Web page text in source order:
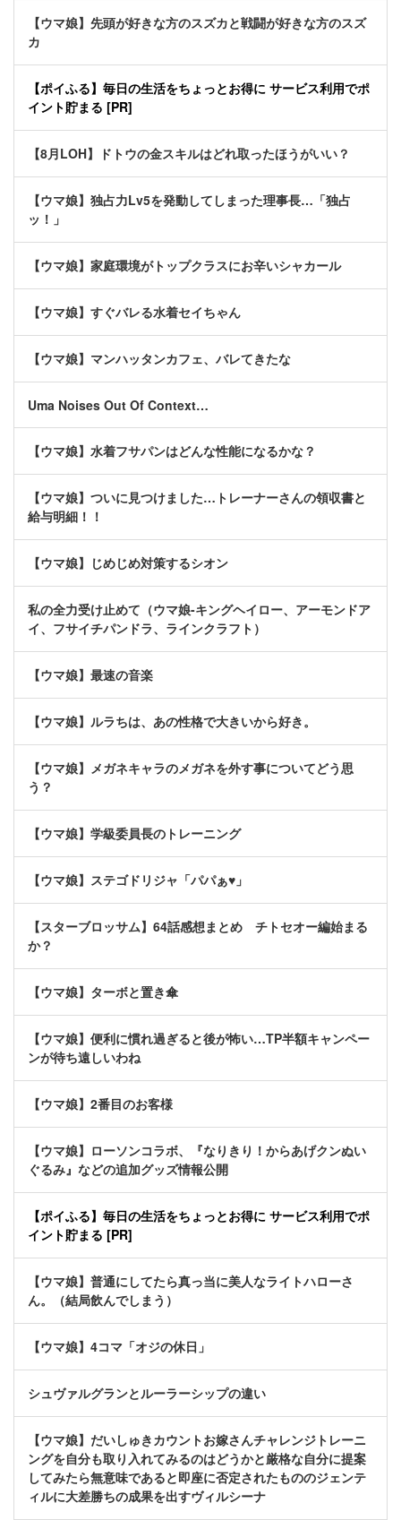
【ウマ娘】先頭が好きな方のスズカと戦闘が好きな方のスズ
カ
【ポイふる】毎日の生活をちょっとお得に サービス利用でポ
イント貯まる [PR]
【8月LOH】ドトウの金スキルはどれ取ったほうがいい？
【ウマ娘】独占力Lv5を発動してしまった理事長…「独占
ッ！」
【ウマ娘】家庭環境がトップクラスにお辛いシャカール
【ウマ娘】すぐバレる水着セイちゃん
【ウマ娘】マンハッタンカフェ、バレてきたな
Uma Noises Out Of Context…
【ウマ娘】水着フサパンはどんな性能になるかな？
【ウマ娘】ついに見つけました…トレーナーさんの領収書と
給与明細！！
【ウマ娘】じめじめ対策するシオン
私の全力受け止めて（ウマ娘-キングヘイロー、アーモンドア
イ、フサイチパンドラ、ラインクラフト）
【ウマ娘】最速の音楽
【ウマ娘】ルラちは、あの性格で大きいから好き。
【ウマ娘】メガネキャラのメガネを外す事についてどう思
う？
【ウマ娘】学級委員長のトレーニング
【ウマ娘】ステゴドリジャ「パパぁ♥」
【スターブロッサム】64話感想まとめ チトセオー編始まる
か？
【ウマ娘】ターボと置き傘
【ウマ娘】便利に慣れ過ぎると後が怖い…TP半額キャンペー
ンが待ち遠しいわね
【ウマ娘】2番目のお客様
【ウマ娘】ローソンコラボ、『なりきり！からあげクンぬい
ぐるみ』などの追加グッズ情報公開
【ポイふる】毎日の生活をちょっとお得に サービス利用でポ
イント貯まる [PR]
【ウマ娘】普通にしてたら真っ当に美人なライトハローさ
ん。（結局飲んでしまう）
【ウマ娘】4コマ「オジの休日」
シュヴァルグランとルーラーシップの違い
【ウマ娘】だいしゅきカウントお嫁さんチャレンジトレーニ
ングを自分も取り入れてみるのはどうかと厳格な自分に提案
してみたら無意味であると即座に否定されたもののジェンテ
ィルに大差勝ちの成果を出すヴィルシーナ